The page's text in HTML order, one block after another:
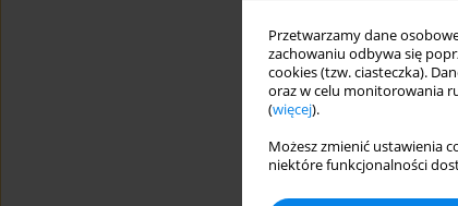
Przetwarzamy dane
zachowaniu odbywa się
cookies (tzw. ciasteczka).
oraz w celu monitorowania
(więcej).
Możesz zmienić ustawienia
niektóre funkcjonalności